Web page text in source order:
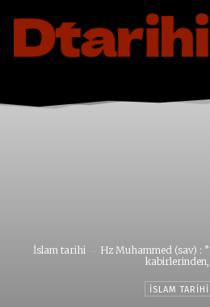
İslam tarihi
Hz Muhammed (sav) :
İSLAM TARIHI